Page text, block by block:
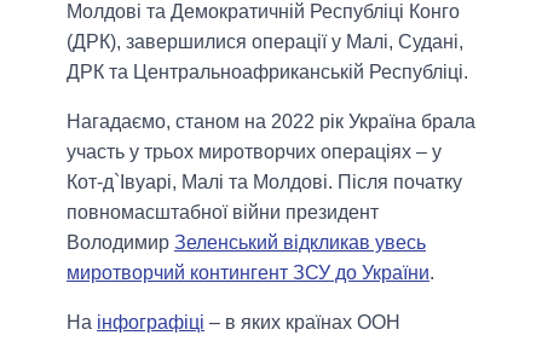
Молдові та Демократичній Республіці Конго
(ДРК), завершилися операції у Малі, Судані,
ДРК та Центральноафриканській Республіці.
Нагадаємо, станом на 2022 рік Україна брала
участь у трьох миротворчих операціях – у
Кот-д`Івуарі, Малі та Молдові. Після початку
повномасштабної війни президент
Володимир Зеленський відкликав увесь
миротворчий контингент ЗСУ до України.
На інфографіці – в яких країнах ООН